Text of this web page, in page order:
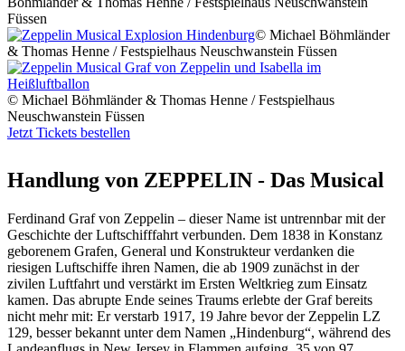
Füssen
© Michael Böhmländer
& Thomas Henne / Festspielhaus Neuschwanstein Füssen
© Michael Böhmländer & Thomas Henne / Festspielhaus
Neuschwanstein Füssen
Jetzt Tickets bestellen
Handlung von ZEPPELIN - Das Musical
Ferdinand Graf von Zeppelin – dieser Name ist untrennbar mit der
Geschichte der Luftschifffahrt verbunden. Dem 1838 in Konstanz
geborenem Grafen, General und Konstrukteur verdanken die
riesigen Luftschiffe ihren Namen, die ab 1909 zunächst in der
zivilen Luftfahrt und verstärkt im Ersten Weltkrieg zum Einsatz
kamen. Das abrupte Ende seines Traums erlebte der Graf bereits
nicht mehr mit: Er verstarb 1917, 19 Jahre bevor der Zeppelin LZ
129, besser bekannt unter dem Namen „Hindenburg“, während des